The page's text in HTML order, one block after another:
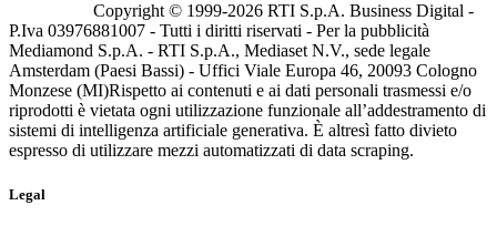
Copyright © 1999-2026 RTI S.p.A. Business Digital -
P.Iva 03976881007 - Tutti i diritti riservati - Per la pubblicità
Mediamond S.p.A. - RTI S.p.A., Mediaset N.V., sede legale
Amsterdam (Paesi Bassi) - Uffici Viale Europa 46, 20093 Cologno
Monzese (MI)Rispetto ai contenuti e ai dati personali trasmessi e/o
riprodotti è vietata ogni utilizzazione funzionale all’addestramento di
sistemi di intelligenza artificiale generativa. È altresì fatto divieto
espresso di utilizzare mezzi automatizzati di data scraping.
Legal